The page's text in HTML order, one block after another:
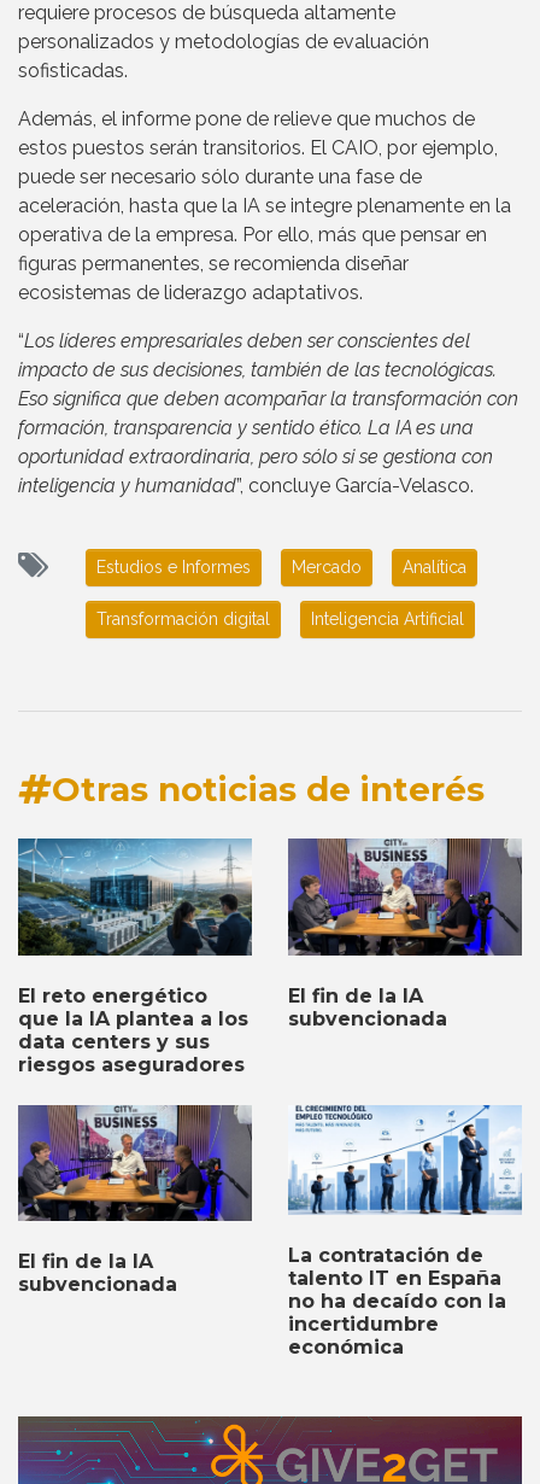
requiere procesos de búsqueda altamente
personalizados y metodologías de evaluación
sofisticadas.
Además, el informe pone de relieve que muchos de
estos puestos serán transitorios. El CAIO, por ejemplo,
puede ser necesario sólo durante una fase de
aceleración, hasta que la IA se integre plenamente en la
operativa de la empresa. Por ello, más que pensar en
figuras permanentes, se recomienda diseñar
ecosistemas de liderazgo adaptativos.
“Los líderes empresariales deben ser conscientes del
impacto de sus decisiones, también de las tecnológicas.
Eso significa que deben acompañar la transformación con
formación, transparencia y sentido ético. La IA es una
oportunidad extraordinaria, pero sólo si se gestiona con
inteligencia y humanidad”, concluye García-Velasco.
Estudios e Informes Mercado Analítica
Transformación digital Inteligencia Artificial
Otras noticias de interés
El reto energético
que la IA plantea a los
data centers y sus
riesgos aseguradores
El fin de la IA
subvencionada
El fin de la IA
subvencionada
La contratación de
talento IT en España
no ha decaído con la
incertidumbre
económica